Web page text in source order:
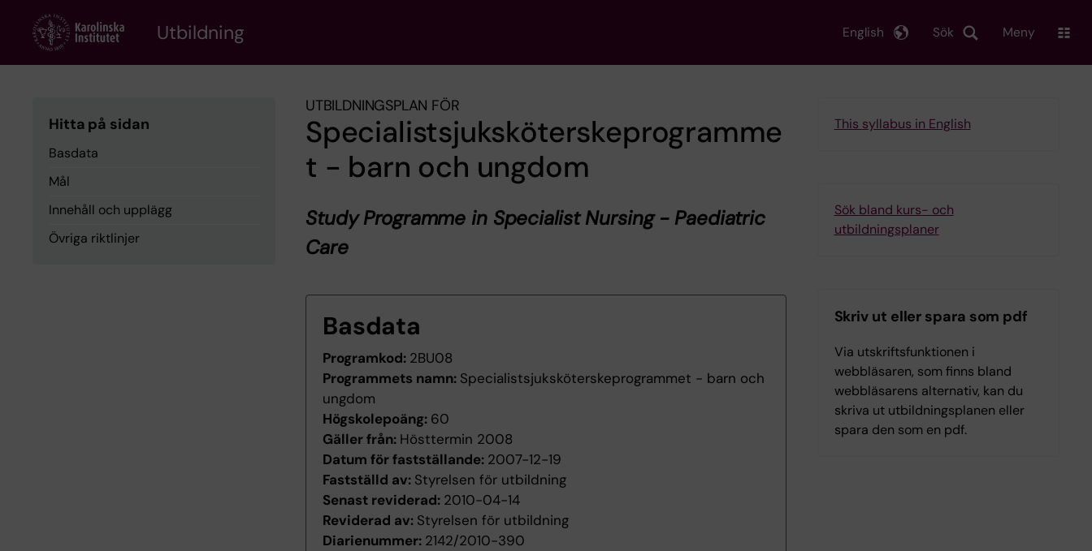
content
Utbildning Sök
English Meny
Hitta på sidan
Basdata
Mål
Innehåll och upplägg
Övriga riktlinjer
UTBILDNINGSPLAN FÖR
Specialistsjuksköterskeprogramme
t - barn och ungdom
Study Programme in Specialist Nursing - Paediatric
Care
Basdata
Programkod: 2BU08
Programmets namn: Specialistsjuksköterskeprogrammet - barn och
ungdom
Högskolepoäng: 60
Gäller från: Hösttermin 2008
Datum för fastställande: 2007-12-19
Fastställd av: Styrelsen för utbildning
Senast reviderad: 2010-04-14
Reviderad av: Styrelsen för utbildning
Diarienummer: 2142/2010-390
This syllabus in English
Sök bland kurs- och
utbildningsplaner
Skriv ut eller spara som pdf
Via utskriftsfunktionen i
webbläsaren, som finns bland
webbläsarens alternativ, kan du
skriva ut utbildningsplanen eller
spara den som en pdf.